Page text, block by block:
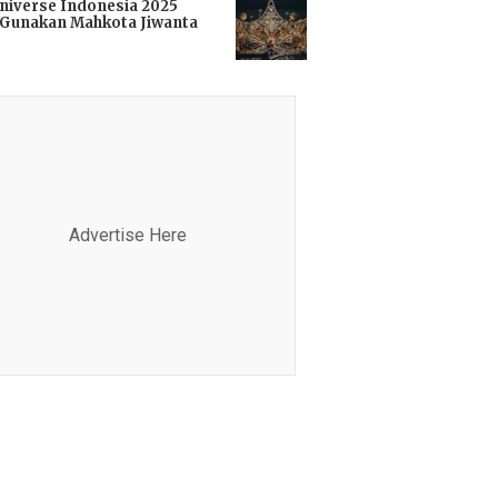
Indonesia 2025
Mahkota Jiwanta
Advertise Here